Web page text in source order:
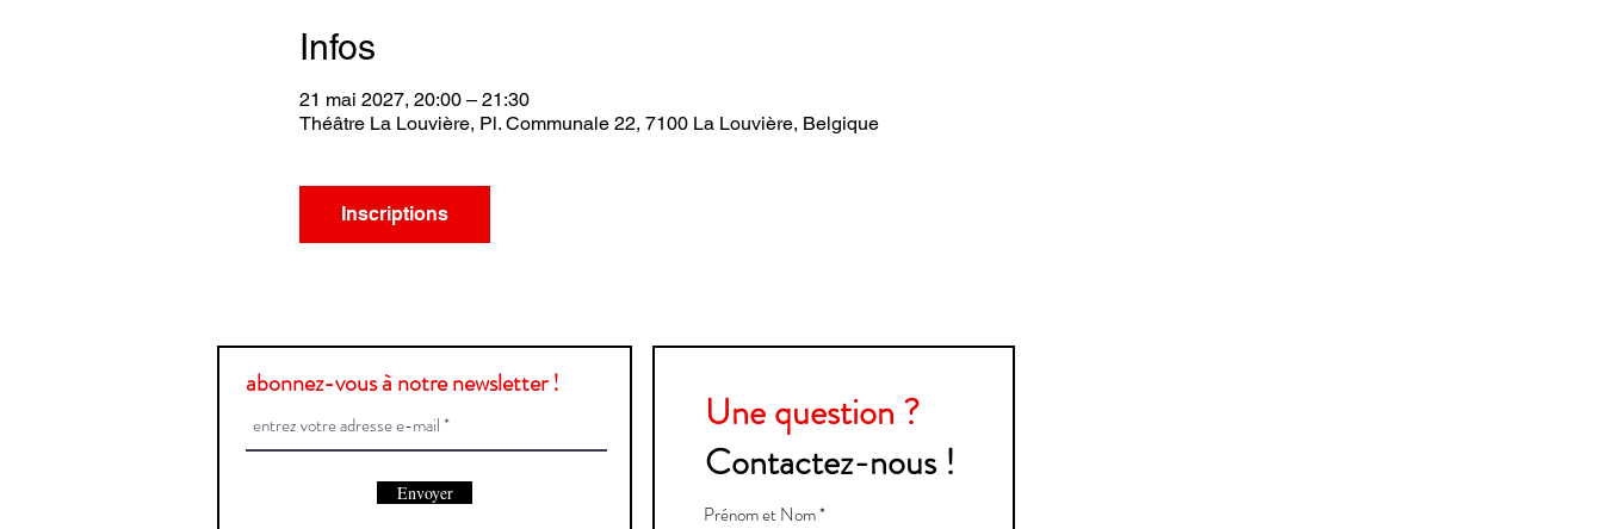
Infos
21 mai 2027, 20:00 – 21:30
Théâtre La Louvière, Pl. Communale 22, 7100 La Louvière, Belgique
Inscriptions
abonnez-vous à notre newsletter !
Envoyer
Une question ?
Contactez-nous !
Prénom et Nom